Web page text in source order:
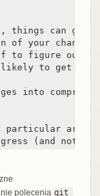
things can get
your changes
to figure out
to get
into
area,
(and
polecenia git